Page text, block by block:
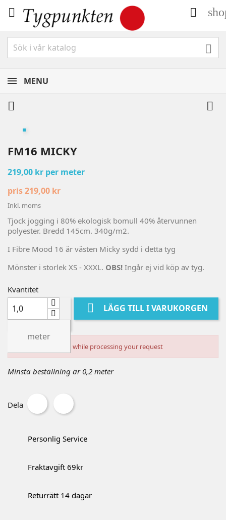
 

MENU
 
FM16 MICKY
219,00 kr per meter
pris 219,00 kr
Inkl. moms
Tjock jogging i 80% ekologisk bomull 40% återvunnen
polyester. Bredd 145cm. 340g/m2.
I Fibre Mood 16 är västen Micky sydd i detta tyg
Mönster i storlek XS - XXXL. OBS! Ingår ej vid köp av tyg.
Kvantitet
meter
 LÄGG TILL I VARUKORGEN
An error occurred while processing your request
Minsta beställning är 0,2 meter
Dela
Personlig Service
Fraktavgift 69kr
Returrätt 14 dagar